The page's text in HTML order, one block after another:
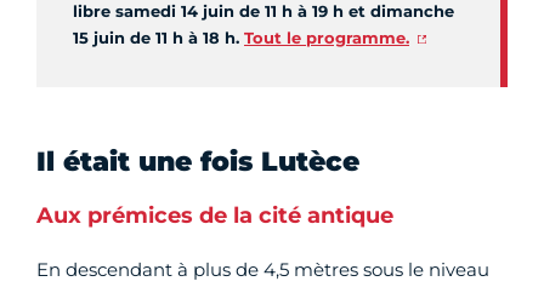
libre samedi 14 juin de 11 h à 19 h et dimanche
15 juin de 11 h à 18 h. Tout le programme.
Il était une fois Lutèce
Aux prémices de la cité antique
En descendant à plus de 4,5 mètres sous le niveau